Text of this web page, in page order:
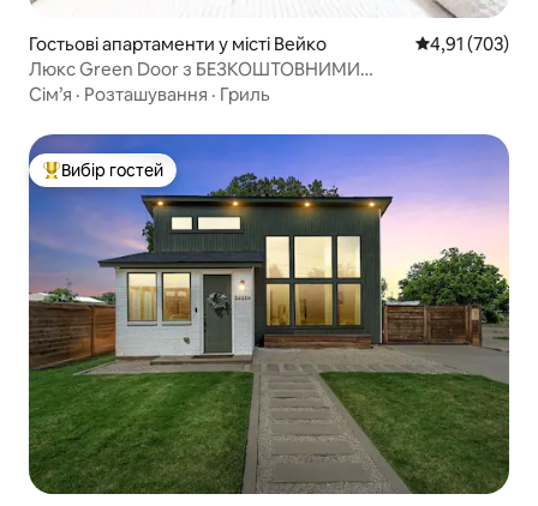
Гостьові апартаменти у місті Вейко Середня
4,91 (703)
Люкс Green Door з БЕЗКОШТОВНИМИ
ВЕЛОСИПЕДАМИ
Сім’я · Розташування · Гриль
Топ вибір гостей
Вибір гостей